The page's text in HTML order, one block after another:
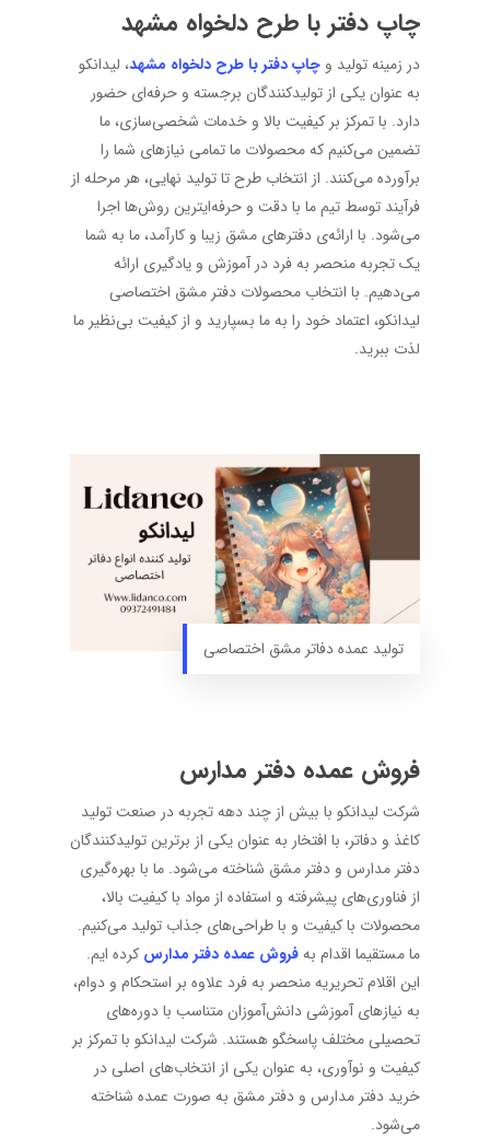
چاپ دفتر با طرح دلخواه مشهد
در زمینه تولید و چاپ دفتر با طرح دلخواه مشهد، لیدانکو
به عنوان یکی از تولیدکنندگان برجسته و حرفه‌ای حضور
دارد. با تمرکز بر کیفیت بالا و خدمات شخصی‌سازی، ما
تضمین می‌کنیم که محصولات ما تمامی نیازهای شما را
برآورده می‌کنند. از انتخاب طرح تا تولید نهایی، هر مرحله از
فرآیند توسط تیم ما با دقت و حرفه‌ایترین روش‌ها اجرا
می‌شود. با ارائه‌ی دفترهای مشق زیبا و کارآمد، ما به شما
یک تجربه منحصر به فرد در آموزش و یادگیری ارائه
می‌دهیم. با انتخاب محصولات دفتر مشق اختصاصی
لیدانکو، اعتماد خود را به ما بسپارید و از کیفیت بی‌نظیر ما
لذت ببرید.
تولید عمده دفاتر مشق اختصاصی
فروش عمده دفتر مدارس
شرکت لیدانکو با بیش از چند دهه تجربه در صنعت تولید
کاغذ و دفاتر، با افتخار به عنوان یکی از برترین تولیدکنندگان
دفتر مدارس و دفتر مشق شناخته می‌شود. ما با بهره‌گیری
از فناوری‌های پیشرفته و استفاده از مواد با کیفیت بالا،
محصولات با کیفیت و با طراحی‌های جذاب تولید می‌کنیم.
ما مستقیما اقدام بهفروش عمده دفتر مدارس کرده ایم.
این اقلام تحریریه منحصر به فرد علاوه بر استحکام و دوام،
به نیازهای آموزشی دانش‌آموزان متناسب با دوره‌های
تحصیلی مختلف پاسخگو هستند. شرکت لیدانکو با تمرکز بر
کیفیت و نوآوری، به عنوان یکی از انتخاب‌های اصلی در
خرید دفتر مدارس و دفتر مشق به صورت عمده شناخته
می‌شود.